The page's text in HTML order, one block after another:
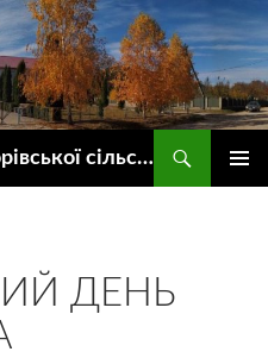
Грозинецький ліцей Топорівської сільської ради
ДЕНЬ